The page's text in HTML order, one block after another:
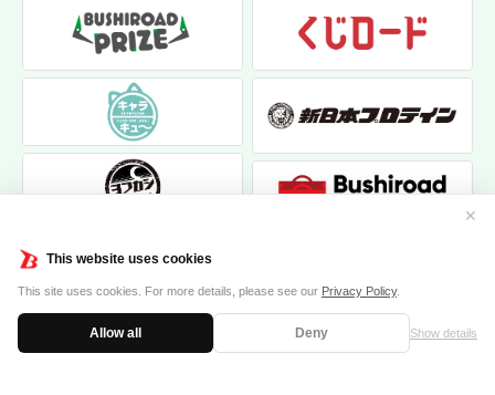
This website uses cookies
This site uses cookies. For more details, please see our Privacy Policy.
Allow all Deny Show details
✕